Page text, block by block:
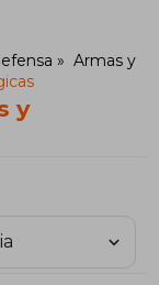
Armas y
y